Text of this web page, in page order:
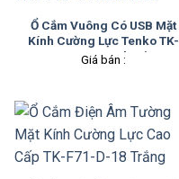
Ổ Cắm Vuông Có USB Mặt
Kính Cường Lực Tenko TK-
F71D-44 Xanh Mint
Giá bán :